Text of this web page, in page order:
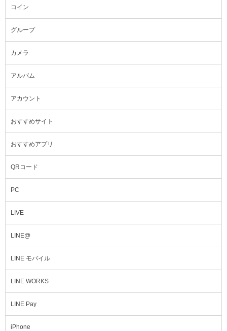
コイン
グループ
カメラ
アルバム
アカウント
おすすめサイト
おすすめアプリ
QRコード
PC
LIVE
LINE@
LINE モバイル
LINE WORKS
LINE Pay
iPhone